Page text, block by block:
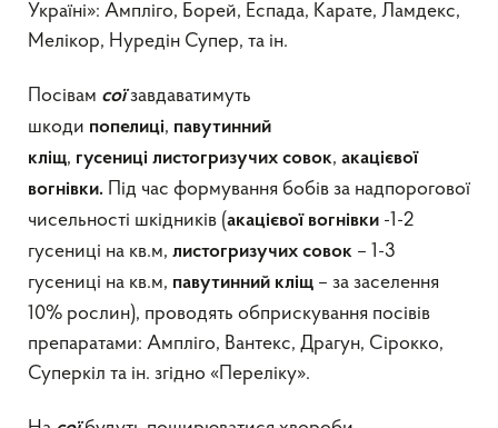
Україні»: Ампліго, Борей, Еспада, Карате, Ламдекс,
Мелікор, Нуредін Супер, та ін.
Посівам соїзавдаватимуть
шкоди попелиці, павутинний
кліщ, гусениці листогризучих совок, акацієвої
вогнівки. Під час формування бобів за надпорогової
чисельності шкідників (акацієвої вогнівки -1-2
гусениці на кв.м, листогризучих совок – 1-3
гусениці на кв.м, павутинний кліщ – за заселення
10% рослин), проводять обприскування посівів
препаратами: Ампліго, Вантекс, Драгун, Сірокко,
Суперкіл та ін. згідно «Переліку».